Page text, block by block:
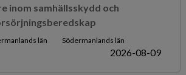
inom samhällsskydd och
län Södermanlands län
2026-08-09